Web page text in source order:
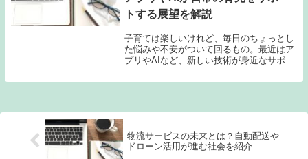
トする展望を解説
子育ては楽しいけれど、毎日のちょっとし
た悩みや不安がついて回るもの。最近はア
プリやAIなど、新しい技術が身近なサポー
も、本当に頼りになるの？どんなふうに暮
物流サービスの未来とは？自動配送や
ドローン活用が進む社会を紹介